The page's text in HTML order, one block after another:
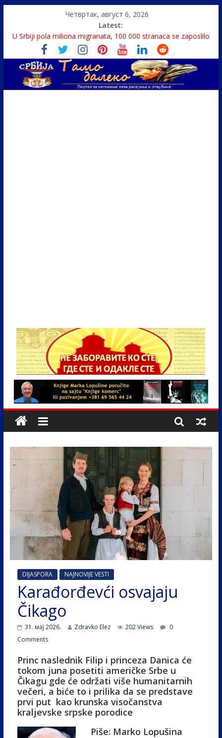
Четвртак, август 6, 2026
Latest:
Politika i seks glavne teme srpskih medija
U Srbiji pola miliona migranata, 100 000 stranaca se zaposlilo
Како је „Господар књига“ проглашен народним
непријатељем
Čije je pravo na istinu o Nikoli Tesli?
Srbin zaspao na Dunavu, reka ga odnela u Rumuniju
DIJASPORA NAJNOVIJE VESTI
Karađorđevći osvajaju
Čikago
31. мај 2026. Zdravko Elez 202 Views
0
Comments
Princ naslednik Filip i princeza Danica će
tokom juna posetiti američke Srbe u
Čikagu gde će održati više humanitarnih
večeri, a biće to i prilika da se predstave
prvi put kao krunska visočanstva
kraljevske srpske porodice
Piše: Marko Lopušina